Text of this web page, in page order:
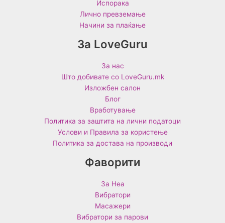
Испорака
Лично превземање
Начини за плаќање
За LoveGuru
За нас
Што добивате со LoveGuru.mk
Изложбен салон
Блог
Вработување
Политика за заштита на лични податоци
Услови и Правила за користење
Политика за достава на производи
Фаворити
За Неа
Вибратори
Масажери
Вибратори за парови